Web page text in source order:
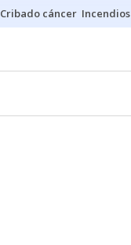
Cribado cáncer Incendios